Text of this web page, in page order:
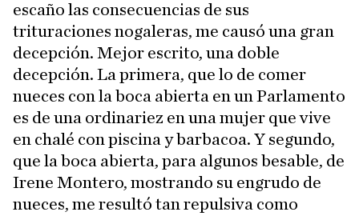
escaño las consecuencias de sus
trituraciones nogaleras, me causó una gran
decepción. Mejor escrito, una doble
decepción. La primera, que lo de comer
nueces con la boca abierta en un Parlamento
es de una ordinariez en una mujer que vive
en chalé con piscina y barbacoa. Y segundo,
que la boca abierta, para algunos besable, de
Irene Montero, mostrando su engrudo de
nueces, me resultó tan repulsiva como